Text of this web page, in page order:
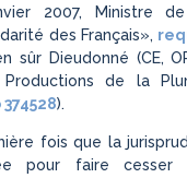
2007, Ministre
des Français»,
sûr Dieudonné (CE,
Productions de la
).
fois que la
pour faire cesser